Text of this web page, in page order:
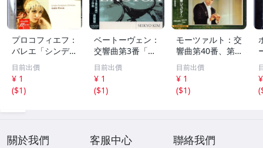
プロコフィエフ：
バレエ「シンデレ
ラ」、交響曲第1
番「古典」 アン
ドレ・プレヴィン
EMI 70
目前出價
¥ 1
($1)
ベートーヴェン：
交響曲第3番「英
雄」、コリオラン
序曲 金聖響 WA
RNER CLASSICS
224
目前出價
¥ 1
($1)
モーツァルト：交
響曲第40番、第4
1番「ジュピタ
ー」 ロリン・マ
ゼール PHILIPS 2
21
目前出價
¥ 1
($1)
(
關於我們 客服中心 聯絡我們